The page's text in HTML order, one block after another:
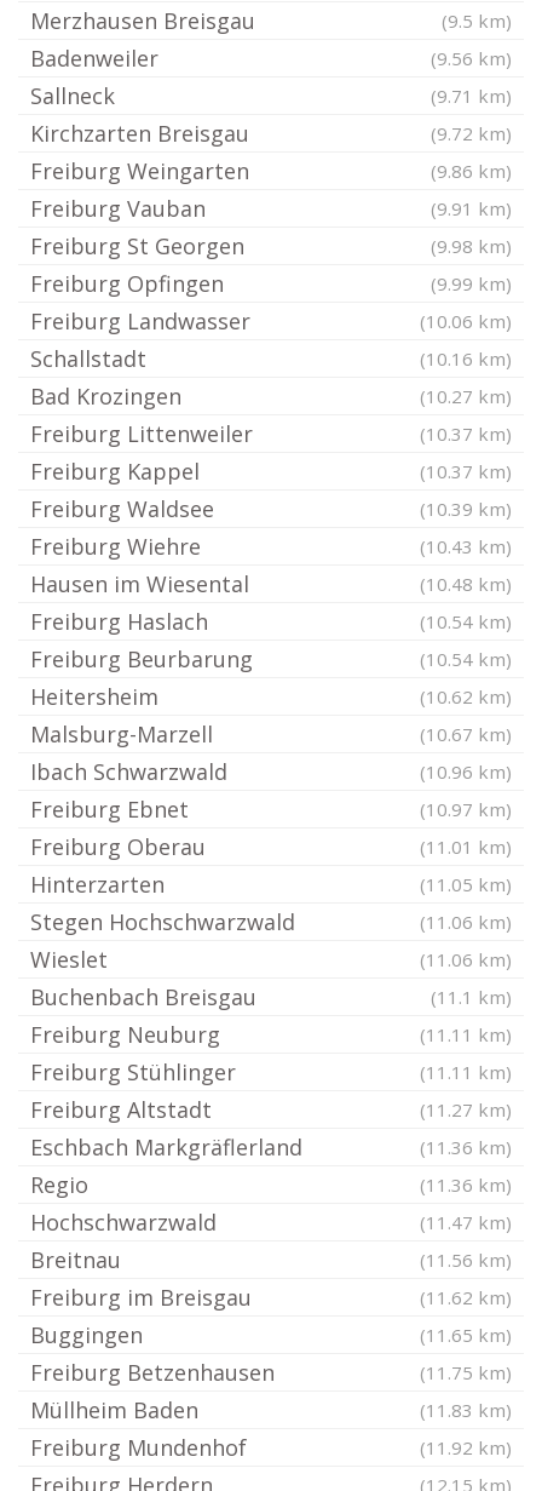
Merzhausen Breisgau (9.5 km)
Badenweiler (9.56 km)
Sallneck (9.71 km)
Kirchzarten Breisgau (9.72 km)
Freiburg Weingarten (9.86 km)
Freiburg Vauban (9.91 km)
Freiburg St Georgen (9.98 km)
Freiburg Opfingen (9.99 km)
Freiburg Landwasser (10.06 km)
Schallstadt (10.16 km)
Bad Krozingen (10.27 km)
Freiburg Littenweiler (10.37 km)
Freiburg Kappel (10.37 km)
Freiburg Waldsee (10.39 km)
Freiburg Wiehre (10.43 km)
Hausen im Wiesental (10.48 km)
Freiburg Haslach (10.54 km)
Freiburg Beurbarung (10.54 km)
Heitersheim (10.62 km)
Malsburg-Marzell (10.67 km)
Ibach Schwarzwald (10.96 km)
Freiburg Ebnet (10.97 km)
Freiburg Oberau (11.01 km)
Hinterzarten (11.05 km)
Stegen Hochschwarzwald (11.06 km)
Wieslet (11.06 km)
Buchenbach Breisgau (11.1 km)
Freiburg Neuburg (11.11 km)
Freiburg Stühlinger (11.11 km)
Freiburg Altstadt (11.27 km)
Eschbach Markgräflerland (11.36 km)
Regio (11.36 km)
Hochschwarzwald (11.47 km)
Breitnau (11.56 km)
Freiburg im Breisgau (11.62 km)
Buggingen (11.65 km)
Freiburg Betzenhausen (11.75 km)
Müllheim Baden (11.83 km)
Freiburg Mundenhof (11.92 km)
(12.15 km)